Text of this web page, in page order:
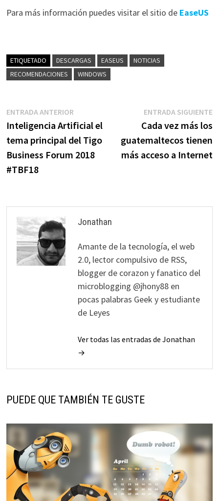
Para más información puedes visitar el sitio de EaseUS
ETIQUETADO DESCARGAS EASEUS
NOTICIAS
RECOMENDACIONES
WINDOWS
Navegación
de
entradas
ENTRADA ANTERIOREntrada
anterior:
Inteligencia Artificial el
tema principal del Tigo
Business Forum 2018
#TBF18
ENTRADA SIGUIENTE
Cada vez más los
guatemaltecos tienen
más acceso a Internet
Jonathan
Amante de la tecnología, el web
2.0, lector compulsivo de RSS,
blogger de corazon y fanatico del
microblogging @jhony88 en
pocas palabras Geek y estudiante
de Leyes
Ver todas las entradas de Jonathan
→
PUEDE QUE TAMBIÉN TE GUSTE